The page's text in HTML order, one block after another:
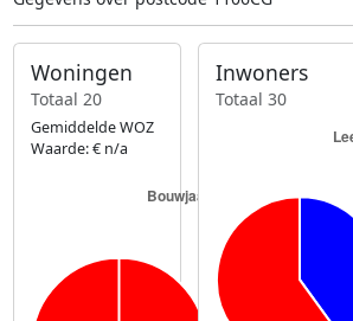
Woningen
Totaal 20
Gemiddelde WOZ
Waarde: € n/a
Inwoners
Totaal 30